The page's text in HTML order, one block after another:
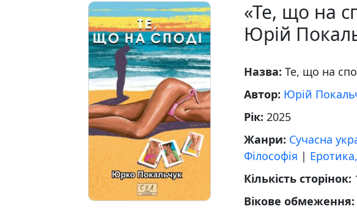
«Те, що на
Юрій
Назва: Те, що на
Автор: Юрій
Рік: 2025
Жанри: Сучасна
Філософія |
Кількість сторінок:
Вікове обмеження: